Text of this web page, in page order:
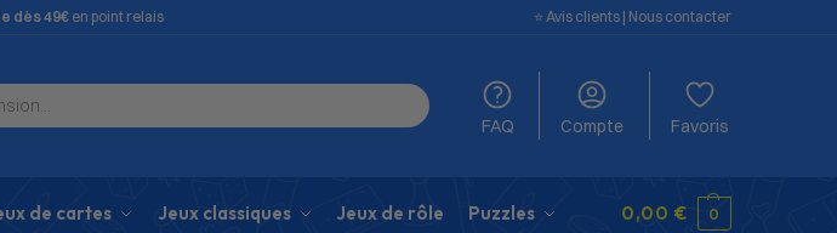
dès 49€ en point relais ⭐️ Avis clients | Nous contacter
FAQ Compte Favoris
de cartes Jeux classiques Jeux de rôle Puzzles 0,00 € 0